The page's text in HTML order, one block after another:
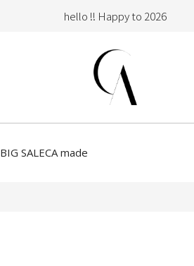
hello !! Happy to 2026
加入會員即享100元購物金
hello !! Happy to 2026
2026年新品大上架！把時髦變成日常
BIG SALECA made